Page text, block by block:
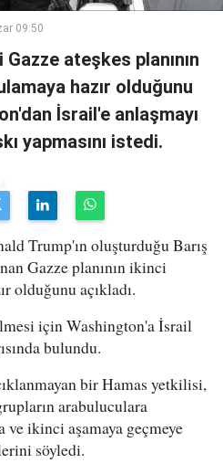
09:50
ateşkes planının
hazır olduğunu
İsrail'e anlaşmayı
yapmasını istedi.
Trump'ın oluşturduğu Barış
Gazze planının ikinci
olduğunu açıkladı.
için Washington'a İsrail
bulundu.
bir Hamas yetkilisi,
arabuluculara
ve ikinci aşamaya geçmeye
söyledi.